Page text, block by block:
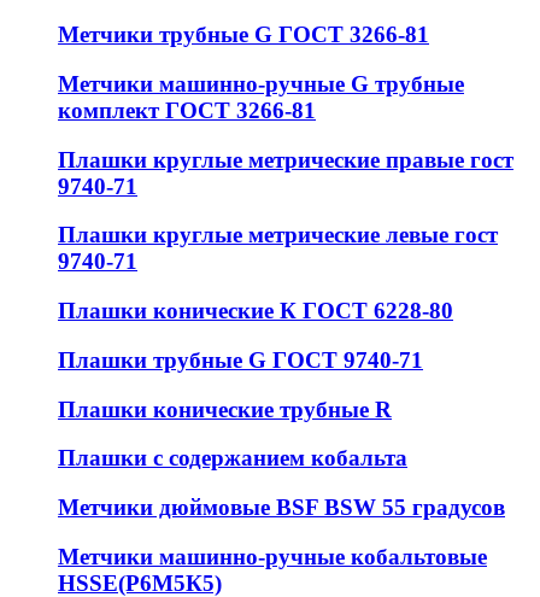
Метчики трубные G ГОСТ 3266-81
Метчики машинно-ручные G трубные
комплект ГОСТ 3266-81
Плашки круглые метрические правые гост
9740-71
Плашки круглые метрические левые гост
9740-71
Плашки конические К ГОСТ 6228-80
Плашки трубные G ГОСТ 9740-71
Плашки конические трубные R
Плашки с содержанием кобальта
Метчики дюймовые BSF BSW 55 градусов
Метчики машинно-ручные кобальтовые
HSSE(Р6М5К5)